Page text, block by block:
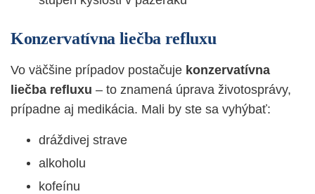
Konzervatívna liečba refluxu
Vo väčšine prípadov postačuje konzervatívna
liečba refluxu – to znamená úprava životosprávy,
prípadne aj medikácia. Mali by ste sa vyhýbať:
dráždivej strave
alkoholu
kofeínu